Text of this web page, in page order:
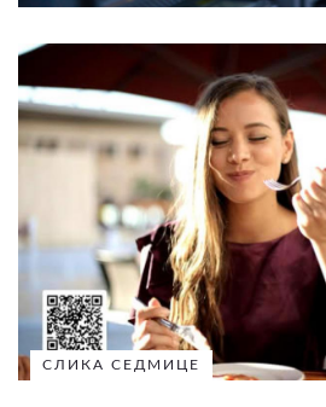
СЛИКА СЕДМИЦЕ